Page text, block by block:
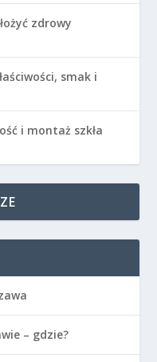
zdrowy
smak i
i montaż szkła
– gdzie?